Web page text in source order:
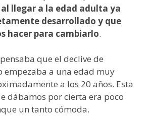
llegar a la edad adulta ya
desarrollado y que
hacer para cambiarlo.
que el declive de
empezaba a una edad muy
a los 20 años. Esta
dábamos por cierta era poco
un tanto cómoda.